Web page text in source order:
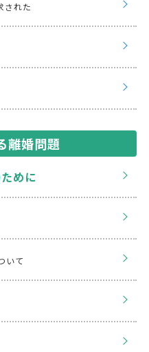
された
離婚問題
めに
いて